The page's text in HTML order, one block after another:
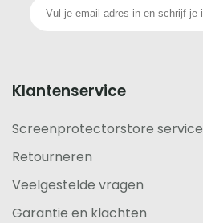
Klantenservice
Screenprotectorstore service
Retourneren
Veelgestelde vragen
Garantie en klachten